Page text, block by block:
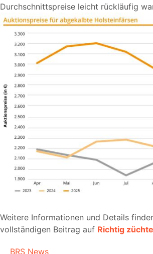
Durchschnittspreise leicht rückläufig
Weitere Informationen und Details
vollständigen Beitrag auf Richtig
BRS News